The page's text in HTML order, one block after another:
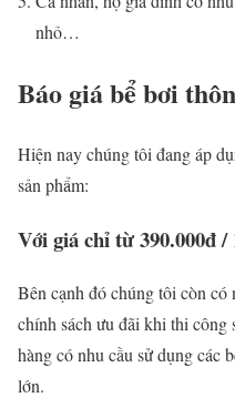
nhỏ…
Báo giá bể bơi
Hiện nay chúng tôi đang áp
sản phẩm:
Với giá chỉ từ 390.000đ /
Bên cạnh đó chúng tôi còn
chính sách ưu đãi khi thi công
hàng có nhu cầu sử dụng các
lớn.